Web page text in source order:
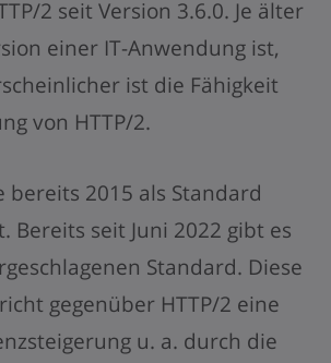
2 seit Version 3.6.0. Je älter
einer IT-Anwendung ist,
ist die Fähigkeit
von HTTP/2.
bereits 2015 als Standard
Bereits seit Juni 2022 gibt es
Standard. Diese
gegenüber HTTP/2 eine
u. a. durch die